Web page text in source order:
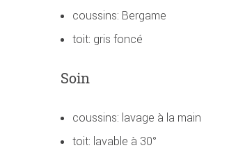
coussins: Bergame
toit: gris foncé
Soin
coussins: lavage à la main
toit: lavable à 30°